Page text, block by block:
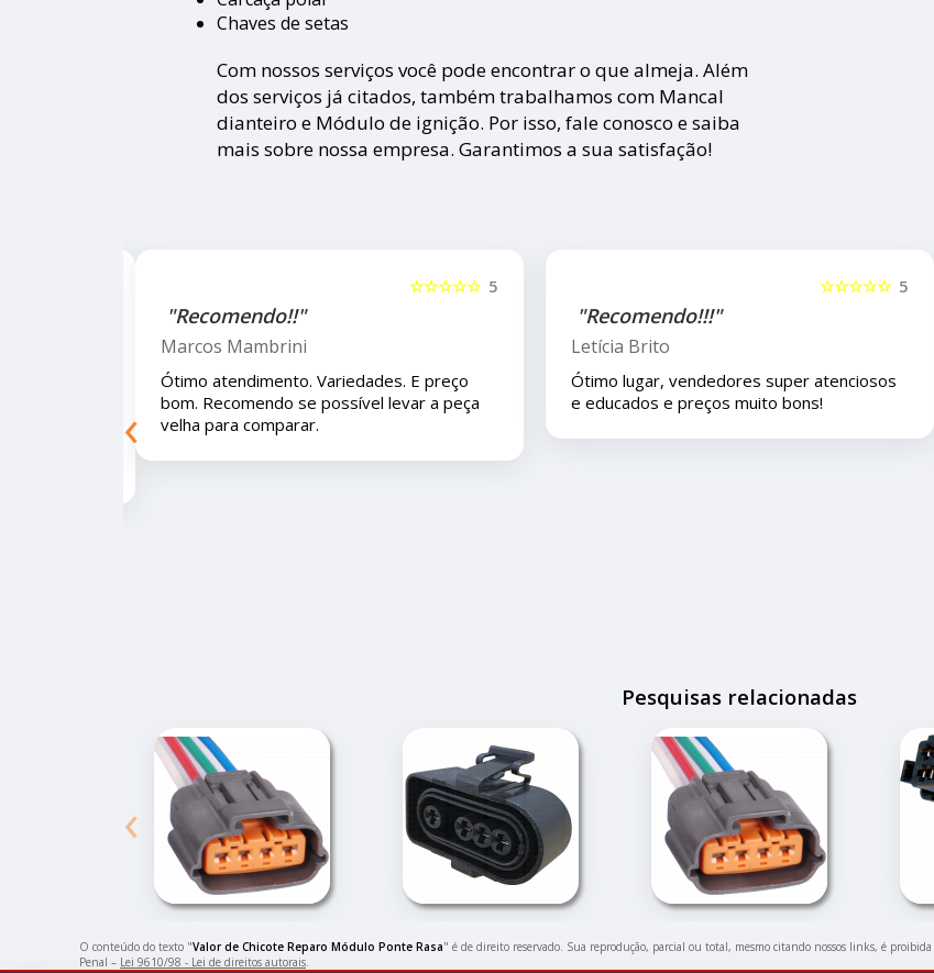
Chaves de setas
Com nossos serviços você pode encontrar o que almeja. Além
dos serviços já citados, também trabalhamos com Mancal
dianteiro e Módulo de ignição. Por isso, fale conosco e saiba
mais sobre nossa empresa. Garantimos a sua satisfação!
E preço bom.
levar a peça velha para
"Recomendo!!!"
Letícia Brito
Ótimo lugar, vendedores super atenciosos
e educados e preços muito bons!
"Recomendo!!"
Isla Costa
Nos compramos uma peça para o
eles pelo mercado livre e viajamos
tempo depois e em viagem esta
problema é eles nos deram todo
pois ainda está em garantia ...
importante pois este problema
ser um pequeno transtorno não
‹
Pesquisas relacionadas
‹
O conteúdo do texto "Valor de Chicote Reparo Módulo Ponte Rasa" é de direito reservado. Sua reprodução, parcial ou total, mesmo citando nossos links, é
Penal – Lei 9610/98 - Lei de direitos autorais